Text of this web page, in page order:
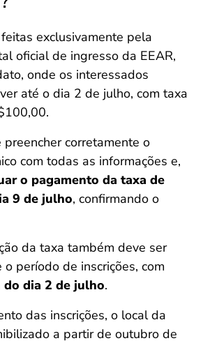
exclusivamente pela
oficial de ingresso da EEAR,
onde os interessados
até o dia 2 de julho, com taxa
corretamente o
com todas as informações e,
o pagamento da taxa de
9 de julho, confirmando o
da taxa também deve ser
período de inscrições, com
dia 2 de julho.
das inscrições, o local da
a partir de outubro de